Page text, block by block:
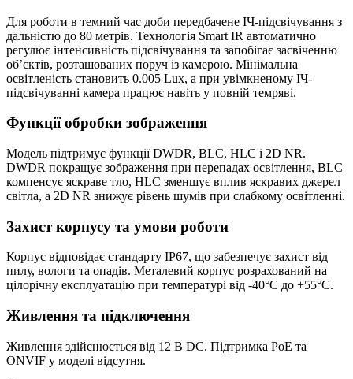
Для роботи в темний час доби передбачене ІЧ-підсвічування з
дальністю до 80 метрів. Технологія Smart IR автоматично
регулює інтенсивність підсвічування та запобігає засвіченню
об’єктів, розташованих поруч із камерою. Мінімальна
освітленість становить 0.005 Lux, а при увімкненому ІЧ-
підсвічуванні камера працює навіть у повній темряві.
Функції обробки зображення
Модель підтримує функції DWDR, BLC, HLC і 2D NR.
DWDR покращує зображення при перепадах освітлення, BLC
компенсує яскраве тло, HLC зменшує вплив яскравих джерел
світла, а 2D NR знижує рівень шумів при слабкому освітленні.
Захист корпусу та умови роботи
Корпус відповідає стандарту IP67, що забезпечує захист від
пилу, вологи та опадів. Металевий корпус розрахований на
цілорічну експлуатацію при температурі від -40°C до +55°C.
Живлення та підключення
Живлення здійснюється від 12 В DC. Підтримка PoE та
ONVIF у моделі відсутня.